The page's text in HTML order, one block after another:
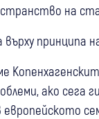
на
принципа
ако сега